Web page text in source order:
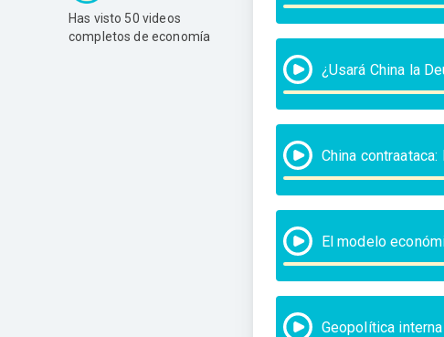
Has visto 50 videos
completos de economía
¿Usará China la
China
El modelo
Geopolítica